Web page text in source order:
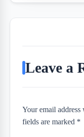
Leave a
Your email
fields are marked *